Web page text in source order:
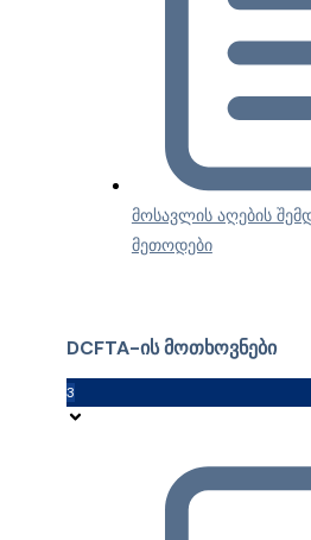
მოსავლის აღების
მეთოდები
DCFTA-ის მოთხოვნები
3